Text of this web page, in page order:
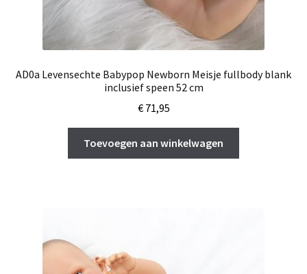
AD0a Levensechte Babypop Newborn Meisje fullbody blank
inclusief speen 52 cm
€71,95
Toevoegen aan winkelwagen